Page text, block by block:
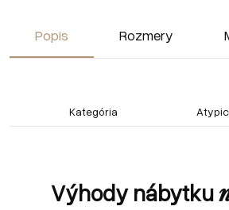
Popis Rozmery
Kategória
Výhody nábytku